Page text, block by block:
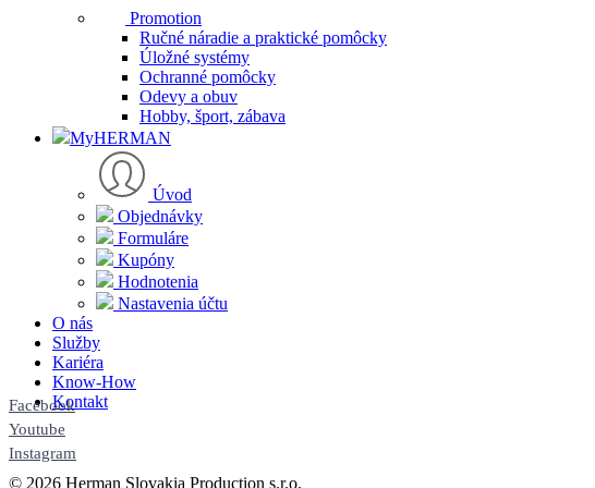
Promotion
Ručné náradie a praktické pomôcky
Úložné systémy
Ochranné pomôcky
Odevy a obuv
Hobby, šport, zábava
MyHERMAN
Úvod
Objednávky
Formuláre
Kupóny
Hodnotenia
Nastavenia účtu
O nás
Služby
Kariéra
Know-How
Kontakt
Facebook
Youtube
Instagram
© 2026 Herman Slovakia Production s.r.o.